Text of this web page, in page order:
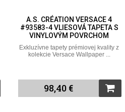
A.S. CRÉATION VERSACE 4
#93583-4 VLIESOVÁ TAPETA S
VINYLOVÝM POVRCHOM
Exkluzívne tapety prémiovej kvality z
kolekcie Versace Wallpaper ...
98,40 €